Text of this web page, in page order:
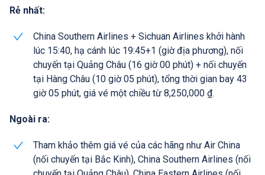
Rẻ nhất:
China Southern Airlines + Sichuan Airlines khởi hành
lúc 15:40, hạ cánh lúc 19:45+1 (giờ địa phương), nối
chuyến tại Quảng Châu (16 giờ 00 phút) + nối chuyến
tại Hàng Châu (10 giờ 05 phút), tổng thời gian bay 43
giờ 05 phút, giá vé một chiều từ 8,250,000 ₫.
Ngoài ra:
Tham khảo thêm giá vé của các hãng như Air China
(nối chuyến tại Bắc Kinh), China Southern Airlines (nối